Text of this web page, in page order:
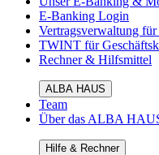
E-Banking Login
Vertragsverwaltung
TWINT für
Rechner & Hilfsmittel
ALBA HAUS
Team
Über das ALBA
Hilfe & Rechner